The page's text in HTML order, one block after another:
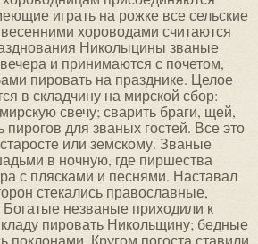
играть на рожке все сельские
хороводами считаются
Николыцины званые
и принимаются с почетом,
пировать на празднике. Целое
в складчину на мирской сбор:
свечу; сварить браги, щей,
для званых гостей. Все это
или земскому. Званые
в ночную, где пиршества
с плясками и песнями. Наставал
стекались православные,
незваные приходили к
пировать Никольщину; бедные